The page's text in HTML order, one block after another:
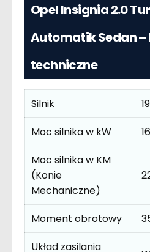
Opel Insignia 2.0
Automatik Sedan –
techniczne
Silnik
Moc silnika w kW
Moc silnika w KM
(Konie
Mechaniczne)
Moment obrotowy
Układ zasilania